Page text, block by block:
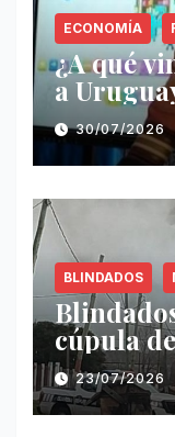
ECONOMÍA
¿A qué
a
30/07/2026
BLINDADOS
cúpula
23/07/2026